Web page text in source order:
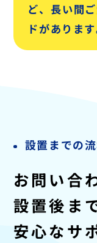
ど、長い間
ドがあります
設置までの
お問い合
設置後ま
安心なサ